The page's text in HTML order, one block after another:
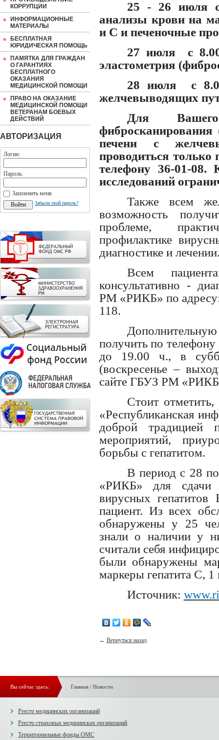
КОРРУПЦИИ
ИНФОРМАЦИОННЫЕ
МАТЕРИАЛЫ
БЕСПЛАТНАЯ
ЮРИДИЧЕСКАЯ ПОМОЩЬ
ПАМЯТКА ДЛЯ ГРАЖДАН
О ГАРАНТИЯХ
БЕСПЛАТНОГО
ОКАЗАНИЯ
МЕДИЦИНСКОЙ ПОМОЩИ
ПРАВО НА ОКАЗАНИЕ
МЕДИЦИНСКОЙ ПОМОЩИ
ВЕТЕРАНАМ БОЕВЫХ
ДЕЙСТВИЙ
АВТОРИЗАЦИЯ
Логин:
Пароль:
Запомнить меня
Забыли свой пароль?
25 - 26 июля
анализы крови на
и С и печеночные
27 июля с 8.00
эластометрия
28 июля с
желчевыводящих
Для Вашего
печени с
проводиться только
телефону 36-01-08.
исследований
Также всем
возможность
проблеме,
профилактике
диагностике и
Всем
консультативно -
РМ «РИКБ» по
118.
получить по
до 19.00 ч., в
(воскресенье –
сайте ГБУЗ РМ
Стоит
«Республиканская
доброй традицией
мероприятий,
борьбы с гепатитом.
В период с 28
«РИКБ» для сдачи
вирусных
пациент. Из всех
обнаружены у 25
знали о наличии у
считали себя
были обнаружены
маркеры гепатита С,
Источник:
← Вернуться назад
Вы сейчас здесь: Главная/ Новости
Реестр медицинских организаций
Реестр страховых медицинских организаций
Территориальные фонды ОМС